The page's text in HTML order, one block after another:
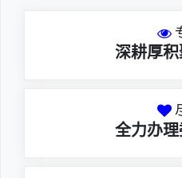
深耕厚
全力办